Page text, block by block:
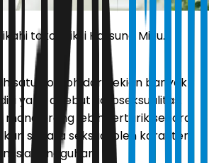
tokoh fiksi Hatsune Miku.
satu contoh dari sekian banyak
yang disebut fictoseksualitas.
mana orang lebih tertarik secara
secara seksual oleh karakter
sungguhan.